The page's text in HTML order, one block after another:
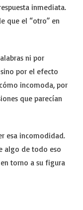
inmediata.
que el “otro” en
ni por
por el efecto
incomoda, por
que parecían
esa incomodidad.
algo de todo eso
torno a su figura